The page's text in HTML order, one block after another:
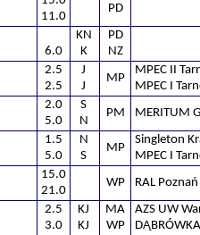
11.0
PD
6.0
KN
K
PD
NZ
2.5
2.5
J
J
MP
MPEC II
MPEC I
2.0
5.0
S
N
PM MERITUM
1.5
5.0
N
S
MP
Singleton
MPEC I
15.0
21.0
WP RAL Poznań
2.5
3.0
KJ
KJ
MA
WP
AZS UW